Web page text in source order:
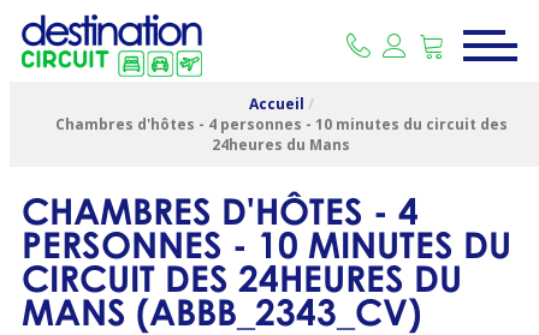
Accueil /
Chambres d'hôtes - 4 personnes - 10 minutes du circuit des
24heures du Mans
CHAMBRES D'HÔTES - 4
PERSONNES - 10 MINUTES DU
CIRCUIT DES 24HEURES DU
MANS (ABBB_2343_CV)